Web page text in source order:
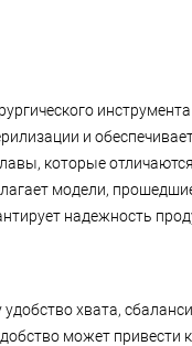
и
которые
модели,
надежность
хвата,
может привести